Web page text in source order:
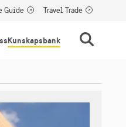
Guide Travel Trade
Kunskapsbank Sök